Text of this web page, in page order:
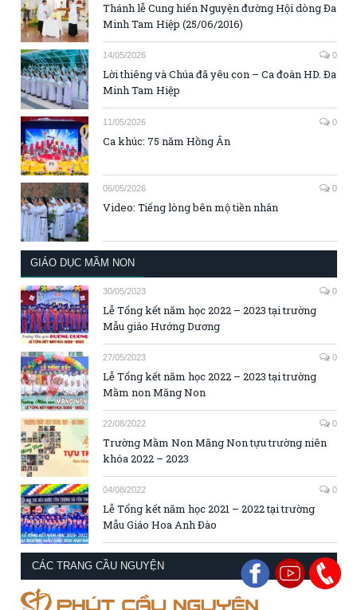
Thánh lễ Cung hiến Nguyện đường Hội dòng Đa
Minh Tam Hiệp (25/06/2016)
14/05/2026 0
Lời thiêng và Chúa đã yêu con – Ca đoàn HD. Đa
Minh Tam Hiệp
11/05/2026 0
Ca khúc: 75 năm Hồng Ân
06/05/2026 0
Video: Tiếng lòng bên mộ tiền nhân
GIÁO DỤC MẦM NON
30/05/2023 0
Lễ Tổng kết năm học 2022 – 2023 tại trường
Mẫu giáo Hướng Dương
27/05/2023 0
Lễ Tổng kết năm học 2022 – 2023 tại trường
Mầm non Măng Non
22/08/2022 0
Trường Mầm Non Măng Non tựu trường niên
khóa 2022 – 2023
04/08/2022 0
Lễ Tổng kết năm học 2021 – 2022 tại trường
Mẫu Giáo Hoa Anh Đào
CÁC TRANG CẦU NGUYỆN